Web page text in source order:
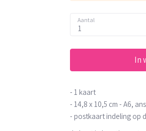
Aantal
1
In
- 1 kaart
- 14,8 x 10,5 cm - A6,
- postkaart indeling op